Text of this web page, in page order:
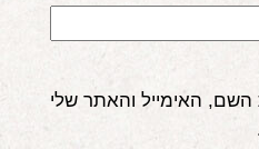
האימייל והאתר שלי